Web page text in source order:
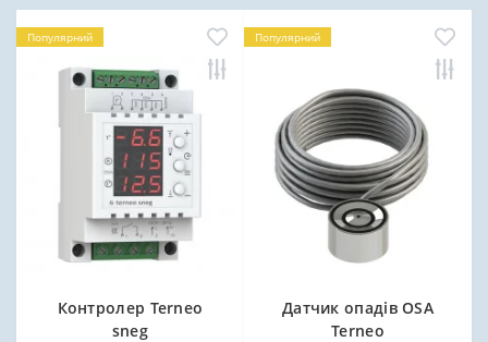
Популярний
Контролер Terneo
sneg
Популярний
Датчик опадів OSA
Terneo